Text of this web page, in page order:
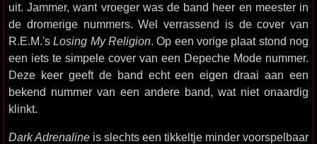
uit. Jammer, want vroeger was de band heer en meester in
de dromerige nummers. Wel verrassend is de cover van
R.E.M.'sLosing My Religion. Op een vorige plaat stond nog
een iets te simpele cover van een Depeche Mode nummer.
Deze keer geeft de band echt een eigen draai aan een
bekend nummer van een andere band, wat niet onaardig
klinkt.
Dark Adrenaline is slechts een tikkeltje minder voorspelbaar